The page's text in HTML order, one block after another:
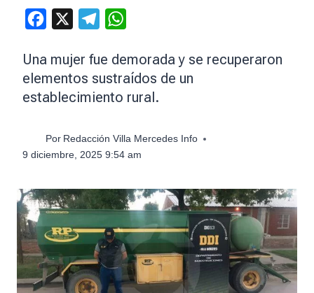
Facebook Telegram
Una mujer fue demorada y se recuperaron
elementos sustraídos de un
establecimiento rural.
Por Redacción Villa Mercedes Info
9 diciembre, 2025 9:54 am